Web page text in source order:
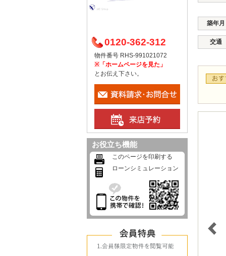
築年月
交通
0120-362-312
物件番号 RHS-991021072
※「ホームページを見た」
とお伝え下さい。
お役立ち機能
このページを印刷する
ローンシミュレーション